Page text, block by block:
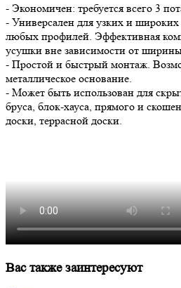
- Экономичен: требуется всего 3
- Универсален для узких и
любых профилей. Эффективная
усушки вне зависимости от
- Простой и быстрый монтаж.
металлическое основание.
- Может быть использован для
бруса, блок-хауса, прямого и
доски, террасной доски.
Вас также заинтересуют